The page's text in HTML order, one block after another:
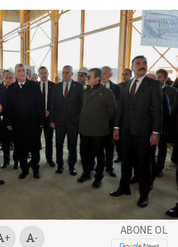
WhatsApp İhbar
Hattı
Facebook
+ -
ABONE OL